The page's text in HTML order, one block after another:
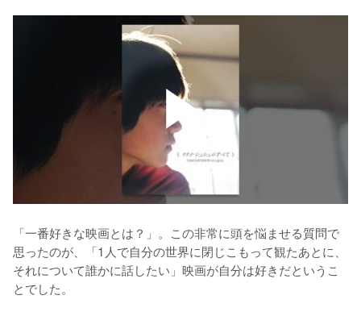
「一番好きな映画とは？」。この非常に頭を悩ませる質問で
思ったのが、「1人で自分の世界に閉じこもって観たあとに、
それについて誰かに話したい」映画が自分は好きだというこ
とでした。